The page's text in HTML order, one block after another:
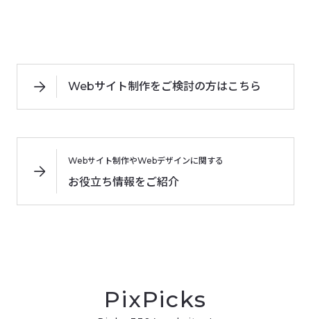
Webサイト制作をご検討の方はこちら
Webサイト制作やWebデザインに関する
お役立ち情報をご紹介
PixPicks